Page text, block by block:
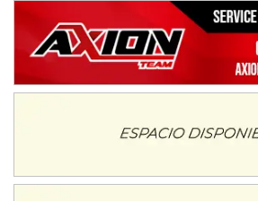
KDO - F6
Ciudad de Trenque Lauquen (Asfalto)
Trenque Lauquen (Buenos Aires)
Parque de la Velocidad (Asfalto)
VICTORIENSE - F7